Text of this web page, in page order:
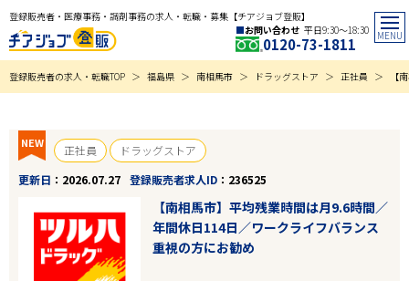
登録販売者・医療事務・調剤事務の求人・転職・募集【チアジョブ登販】
お問い合わせ 平日9:30〜18:30
0120-73-1811
登録販売者の求人・転職TOP 福島県 南相馬市 ドラッグストア 正社員 【
NEW 正社員
ドラッグストア
更新日
2026.07.27 登録販売者求人ID 236525
【南相馬市】平均残業時間は月9.6時間／
年間休日114日／ワークライフバランス
重視の方にお勧め